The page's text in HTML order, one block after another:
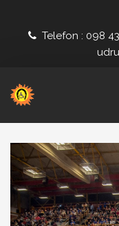
Telefon : 098
POČETNA
NOVOSTI
PROJEKTI